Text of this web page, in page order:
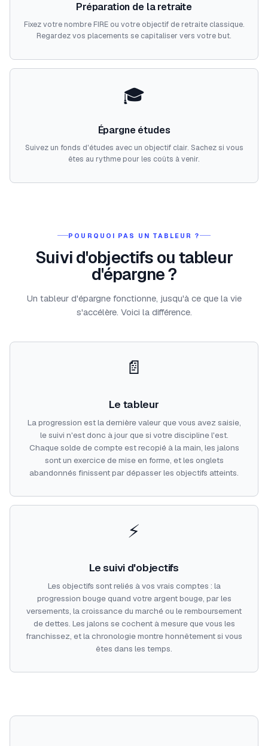
Préparation de la retraite
Fixez votre nombre FIRE ou votre objectif de retraite classique.
Regardez vos placements se capitaliser vers votre but.
🎓
Épargne études
Suivez un fonds d'études avec un objectif clair. Sachez si vous
êtes au rythme pour les coûts à venir.
POURQUOI PAS UN TABLEUR ?
Suivi d'objectifs ou tableur
d'épargne ?
Un tableur d'épargne fonctionne, jusqu'à ce que la vie
s'accélère. Voici la différence.
📄
Le tableur
La progression est la dernière valeur que vous avez saisie,
le suivi n'est donc à jour que si votre discipline l'est.
Chaque solde de compte est recopié à la main, les jalons
sont un exercice de mise en forme, et les onglets
abandonnés finissent par dépasser les objectifs atteints.
⚡
Le suivi d'objectifs
Les objectifs sont reliés à vos vrais comptes : la
progression bouge quand votre argent bouge, par les
versements, la croissance du marché ou le remboursement
de dettes. Les jalons se cochent à mesure que vous les
franchissez, et la chronologie montre honnêtement si vous
êtes dans les temps.